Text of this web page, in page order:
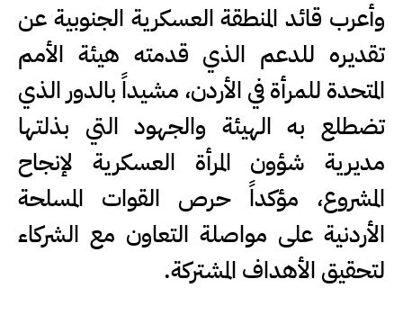
وأعرب قائد المنطقة العسكرية الجنوبية عن
تقديره للدعم الذي قدمته هيئة الأمم
المتحدة للمرأة في الأردن، مشيداً بالدور الذي
تضطلع به الهيئة والجهود التي بذلتها
مديرية شؤون المرأة العسكرية لإنجاح
المشروع، مؤكداً حرص القوات المسلحة
الأردنية على مواصلة التعاون مع الشركاء
لتحقيق الأهداف المشتركة.